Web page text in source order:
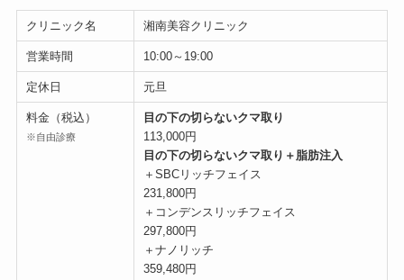
クリニック名 湘南美容クリニック
営業時間 10:00～19:00
定休日 元旦
料金（税込）
※自由診療
目の下の切らないクマ取り
113,000円
目の下の切らないクマ取り＋脂肪注入
＋SBCリッチフェイス
231,800円
＋コンデンスリッチフェイス
297,800円
＋ナノリッチ
359,480円